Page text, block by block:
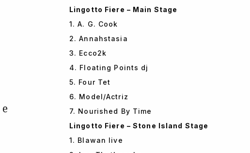
e
Lingotto Fiere – Main Stage
1. A. G. Cook
2. Annahstasia
3. Ecco2k
4. Floating Points dj
5. Four Tet
6. Model/Actriz
7. Nourished By Time
Lingotto Fiere – Stone Island Stage
1. Blawan live